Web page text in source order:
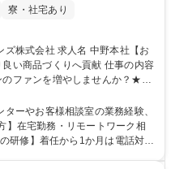
寮・社宅あり
名 中野本社【お
づくりへ貢献 仕事の内容
ファンを増やしませんか？★≫
していく上で、窓口となるお客
様からの声に迅速かつ誠意をも
内活動に反映しています。 【具
ーやお客様相談室の業務経験、
】在宅勤務・リモートワーク相